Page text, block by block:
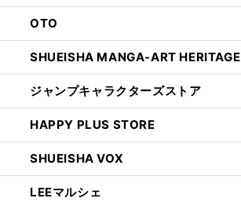
OTO
SHUEISHA MANGA-ART HERITAGE
ジャンプキャラクターズストア
HAPPY PLUS STORE
SHUEISHA VOX
LEEマルシェ